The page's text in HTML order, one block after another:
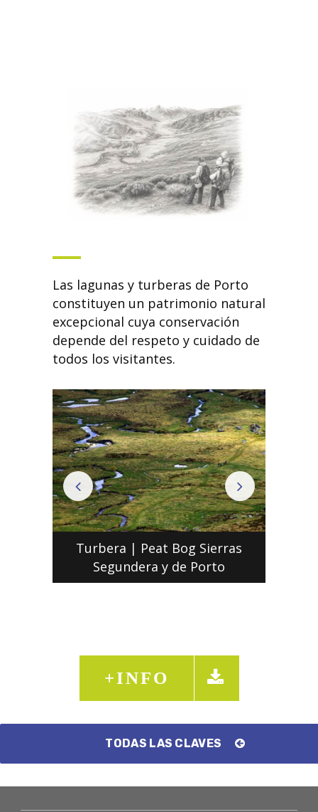
Las lagunas y turberas de Porto
constituyen un patrimonio natural
excepcional cuya conservación
depende del respeto y cuidado de
todos los visitantes.
Turbera | Peat Bog Sierras
Segundera y de Porto
+INFO
TODAS LAS CLAVES